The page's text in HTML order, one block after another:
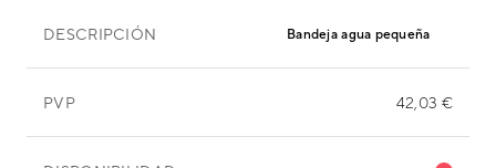
DESCRIPCIÓN Bandeja agua pequeña
PVP 42,03 €